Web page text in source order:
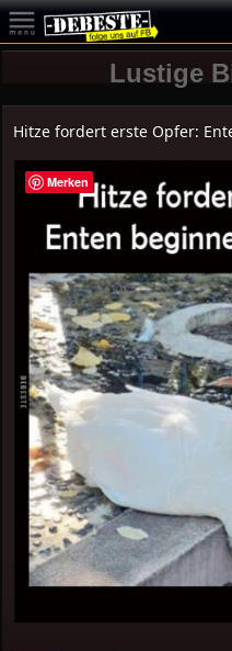
Lustige
Hitze fordert erste Opfer:
Merken